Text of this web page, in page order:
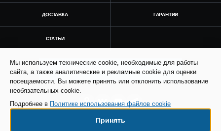
ДОСТАВКА ГАРАНТИИ
СТАТЬИ
Получить консультацию
Мы используем технические cookie, необходимые для работы
сайта, а также аналитические и рекламные cookie для оценки
посещаемости. Вы можете принять или отклонить использование
необязательных cookie.
Подробнее в Политике использования файлов cookie
Принять